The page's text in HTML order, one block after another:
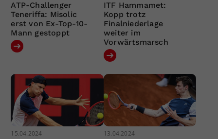
ATP-Challenger
Teneriffa: Misolic
erst von Ex-Top-10-
Mann gestoppt
ITF Hammamet:
Kopp trotz
Finalniederlage
weiter im
Vorwärtsmarsch
15.04.2024 13.04.2024